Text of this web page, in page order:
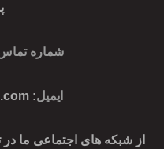
شماره
ایمیل:
از شبکه های اجتماعی ما در